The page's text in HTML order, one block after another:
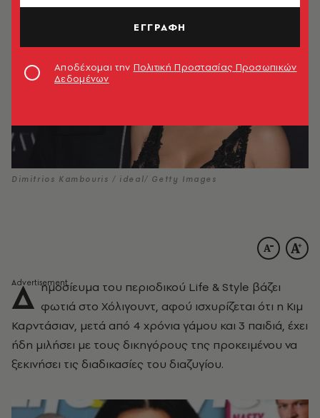
Dimitrios Kambouris / ideal/ Getty Images
Δ ημοσίευμα του περιοδικού Life & Style βάζει
φωτιά στο Χόλιγουντ, αφού ισχυρίζεται ότι η Κιμ
Καρντάσιαν, μετά από 4 χρόνια γάμου και 3 παιδιά, έχει
ήδη μιλήσει με τους δικηγόρους της προκειμένου να
ξεκινήσει τις διαδικασίες του διαζυγίου.
ΕΓΓΡΑΦΗ
Αποδέχομαι την Πολιτική Προστασίας Προσωπικών
Δεδομένων